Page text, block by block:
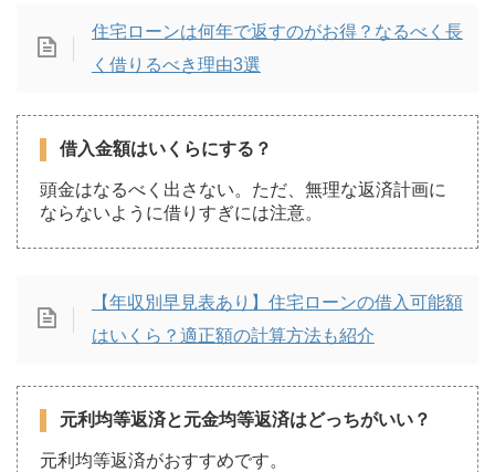
住宅ローンは何年で返すのがお得？なるべく長
く借りるべき理由3選
借入金額はいくらにする？
頭金はなるべく出さない。ただ、無理な返済計画に
ならないように借りすぎには注意。
【年収別早見表あり】住宅ローンの借入可能額
はいくら？適正額の計算方法も紹介
元利均等返済と元金均等返済はどっちがいい？
元利均等返済がおすすめです。